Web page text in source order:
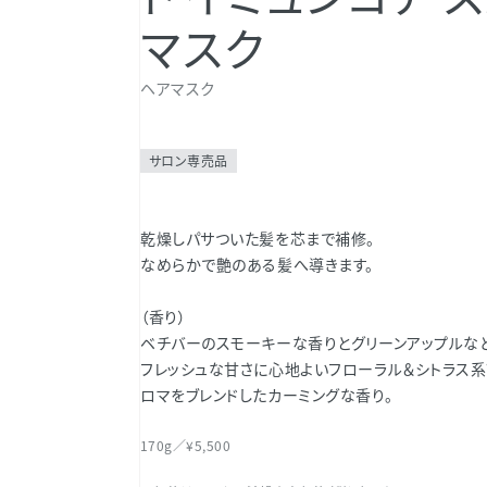
マスク
ヘアマスク
サロン専売品
乾燥しパサついた髪を芯まで補修。
なめらかで艶のある髪へ導きます。
（香り）
ベチバーのスモーキーな香りとグリーンアップルな
フレッシュな甘さに心地よいフローラル＆シトラス
ロマをブレンドしたカーミングな香り。
170g／¥5,500